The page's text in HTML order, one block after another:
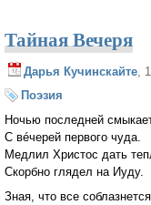
Тайная Вечеря
Дарья Кучинскайте ,
Поэзия
Ночью последней
С вéчерей первого чуда.
Медлил Христос дать
Скорбно глядел на Иуду.
Зная, что все